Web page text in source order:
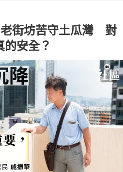
老街坊苦守土瓜灣 對
安全？